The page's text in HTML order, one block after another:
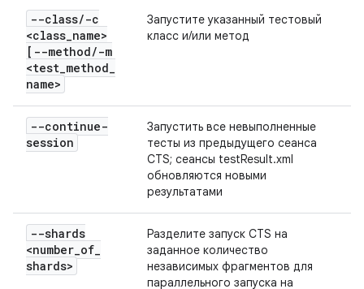
--class/-c
<class_name>
[--method/-m
<test_method_
name>
Запустите указанный тестовый
класс и/или метод
--continue-
session
Запустить все невыполненные
тесты из предыдущего сеанса
CTS; сеансы testResult.xml
обновляются новыми
результатами
--shards
<number_of_
shards>
Разделите запуск CTS на
заданное количество
независимых фрагментов для
параллельного запуска на